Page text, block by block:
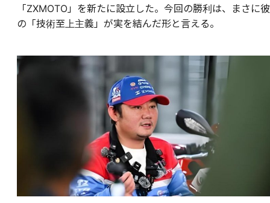
「ZXMOTO」を新たに設立した。今回の勝利は、まさに彼
の「技術至上主義」が実を結んだ形と言える。